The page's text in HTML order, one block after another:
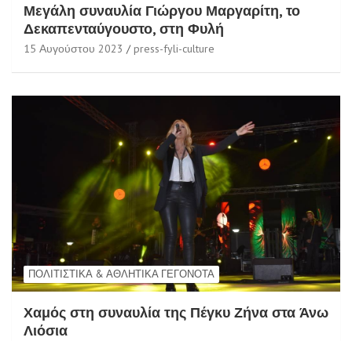
Μεγάλη συναυλία Γιώργου Μαργαρίτη, το
Δεκαπενταύγουστο, στη Φυλή
15 Αυγούστου 2023 press-fyli-culture
ΠΟΛΙΤΙΣΤΙΚΆ & ΑΘΛΗΤΙΚΆ ΓΕΓΟΝΌΤΑ
Χαμός στη συναυλία της Πέγκυ Ζήνα στα Άνω
Λιόσια